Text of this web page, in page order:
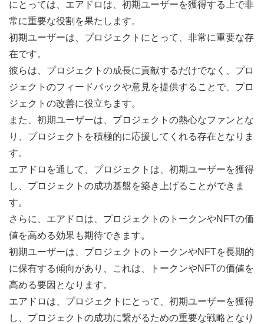
にとっては、エアドロは、初期ユーザーを獲得する上で非
常に重要な役割を果たします。
初期ユーザーは、プロジェクトにとって、非常に重要な存
在です。
彼らは、プロジェクトの成長に貢献するだけでなく、プロ
ジェクトのフィードバックや意見を提供することで、プロ
ジェクトの改善に役立ちます。
また、初期ユーザーは、プロジェクトの熱心なファンとな
り、プロジェクトを積極的に応援してくれる存在となりま
す。
エアドロを通して、プロジェクトは、初期ユーザーを獲得
し、プロジェクトの成功基盤を築き上げることができま
す。
さらに、エアドロは、プロジェクトのトークンやNFTの価
値を高める効果も期待できます。
初期ユーザーは、プロジェクトのトークンやNFTを長期的
に保有する傾向があり、これは、トークンやNFTの価値を
高める要因となります。
エアドロは、プロジェクトにとって、初期ユーザーを獲得
し、プロジェクトの成功に繋がるための重要な戦略となり